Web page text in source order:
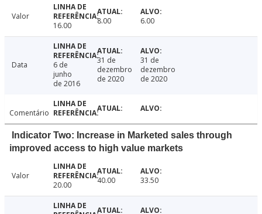
Valor
16.00
8.00 6.00
Data
6 de
junho
de 2016
31 de
dezembro
de 2020
31 de
dezembro
de 2020
Comentário
Indicator Two: Increase in Marketed sales through
improved access to high value markets
Valor
20.00
40.00 33.50